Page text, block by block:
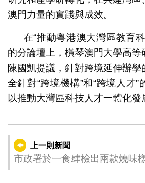
澳門力量的實踐與成效。
在“推動粵港澳大灣區教育
的分論壇上，橫琴澳門大學高
陳國凱提議，針對跨境延伸辦
全針對“跨境機構”和“跨境人才”
以推動大灣區科技人才一體化發
上一則新聞
市政署於一食肆檢出兩款燒味